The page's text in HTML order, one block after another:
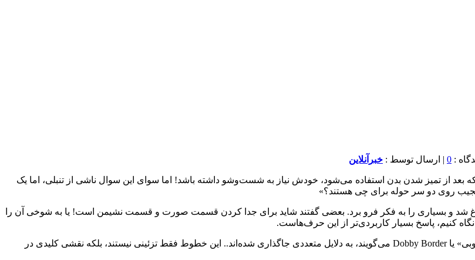
0 | ارسال توسط : خبرآنلاین
بعد از تمیز شدن بدن استفاده می‌شود، خودش نیاز به شست‌وشو داشته باشد! اما سوای این سوال ناشی از تنبلی، اما یک
روی دو سر حوله برای چی هستند؟»
شد و بسیاری را به فکر فرو برد. بعضی گفتند شاید برای جدا کردن قسمت صورت و قسمت نشیمن است! یا به شوخی آن را
کنیم، پاسخ بسیار کاربردی‌تر از این حرف‌هاست.
به نقل از یک‌پزشک، پژوهش‌ها نشان می‌دهند این نوارهای بافته‌شده که به آن «لبه دوبی» یا Dobby Border می‌گویند، به دلایل متعددی جاگذاری شده‌اند.. این خطوط فقط تزئینی نیستند، بلکه نقشی کلیدی در